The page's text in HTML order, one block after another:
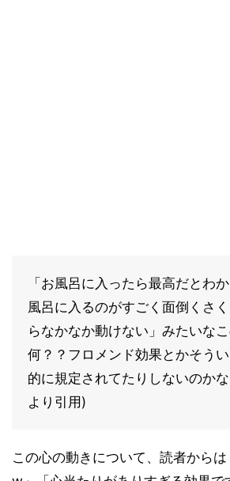
「お風呂に入ったら最高だとわ
風呂に入るのがすごく面倒くさ
らなかなか動けない」みたいな
何？？フロメンド効果とかそう
的に規定されてたりしないのか
より引用)
この心の動きについて、読者から